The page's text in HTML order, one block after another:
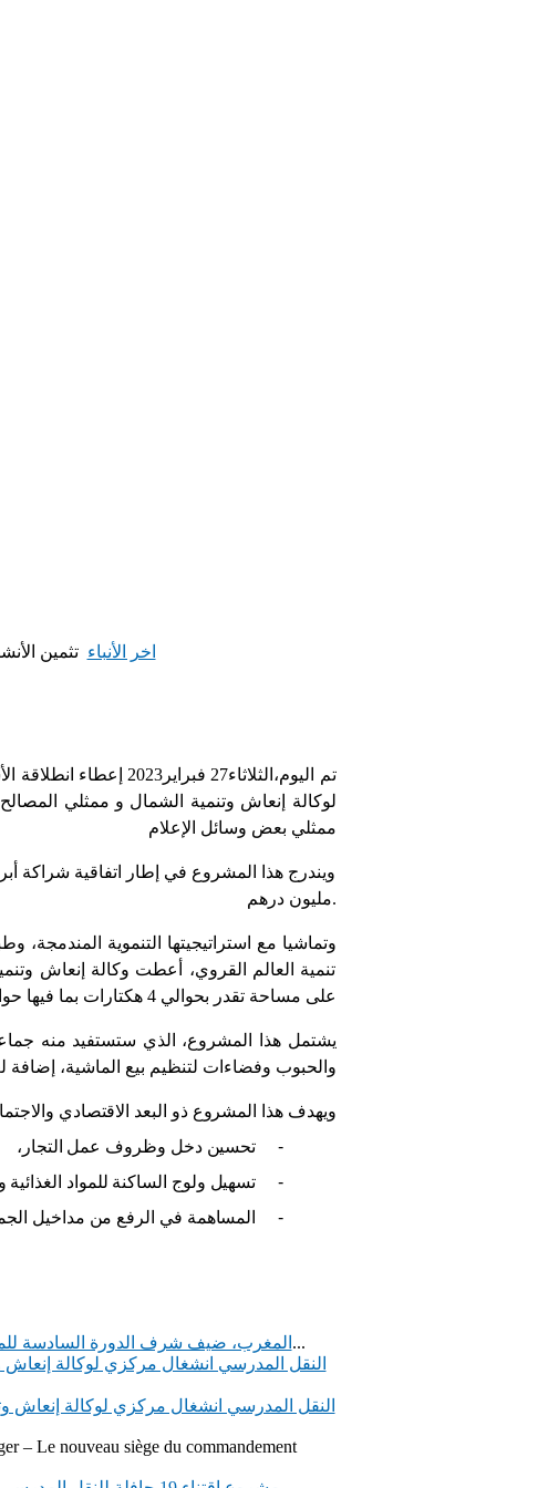
اخر الأنباء تثمين
تم
لوكالة إنعاش وتنمية الشمال و ممثلي المصالح
ممثلي بعض وسائل الإعلام
مليون درهم.
تنمية العالم القروي، أعطت وكالة إنعاش
على مساحة تقدر بحوالي 4 هكتارات بما فيها حوالي 321 م
يشتمل هذا المشروع، الذي ستستفيد منه
والحبوب وفضاءات لتنظيم بيع الماشية،
ويهدف هذا المشروع ذو البعد الاقتصادي
-
تحسين دخل وظروف عمل التجار،
-
تسهيل ولوج الساكنة للمواد الغذائية
-
المساهمة في الرفع من مداخيل
المغرب، ضيف شرف الدورة السادسة في إطار فعاليات المعرض الغذائي لأليكانتي الذي تنظمه محافظة...
النقل المدرسي انشغال مركزي لوكالة
النقل المدرسي انشغال مركزي لوكالة إنعاش
– Le nouveau siège du commandement